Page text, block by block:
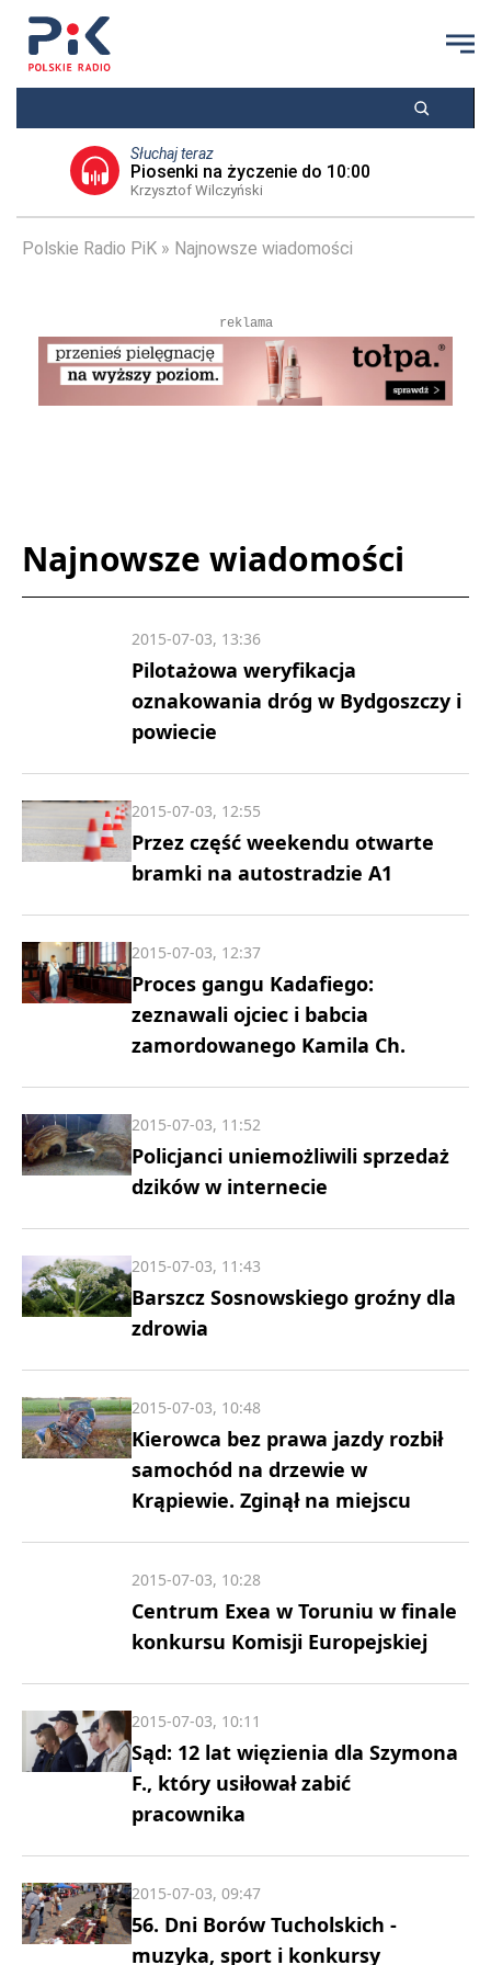
Słuchaj teraz
Piosenki na życzenie do 10:00
Krzysztof Wilczyński
Polskie Radio PiK Najnowsze wiadomości
reklama
Najnowsze wiadomości
Pilotażowa weryfikacja
oznakowania dróg w Bydgoszczy i
powiecie
2015-07-03, 13:36
Przez część weekendu otwarte
bramki na autostradzie A1
2015-07-03, 12:55
Proces gangu Kadafiego:
zeznawali ojciec i babcia
zamordowanego Kamila Ch.
2015-07-03, 12:37
Policjanci uniemożliwili sprzedaż
dzików w internecie
2015-07-03, 11:52
Barszcz Sosnowskiego groźny dla
zdrowia
2015-07-03, 11:43
Kierowca bez prawa jazdy rozbił
samochód na drzewie w
Krąpiewie. Zginął na miejscu
2015-07-03, 10:48
Centrum Exea w Toruniu w finale
konkursu Komisji Europejskiej
2015-07-03, 10:28
Sąd: 12 lat więzienia dla Szymona
F., który usiłował zabić
pracownika
2015-07-03, 10:11
56. Dni Borów Tucholskich -
muzyka, sport i konkursy
2015-07-03, 09:47